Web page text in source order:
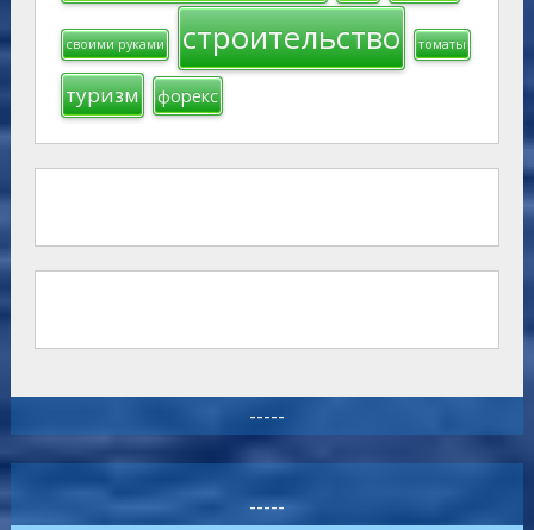
своими руками строительство томаты
туризм форекс
-----
-----